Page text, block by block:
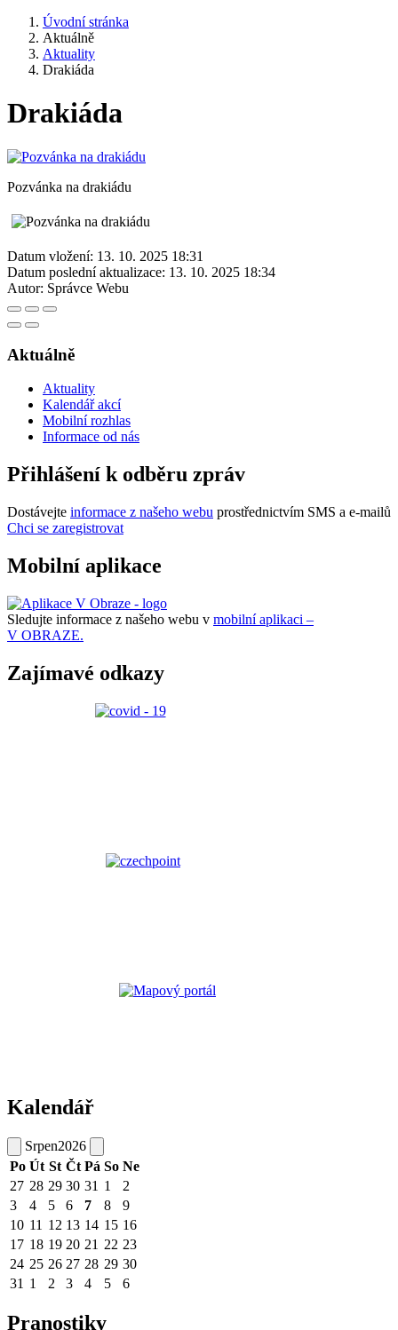
Úvodní stránka
Aktuálně
Aktuality
Drakiáda
Drakiáda
Pozvánka na drakiádu
Datum vložení: 13. 10. 2025 18:31
Datum poslední aktualizace: 13. 10. 2025 18:34
Autor: Správce Webu
Aktuálně
Aktuality
Kalendář akcí
Mobilní rozhlas
Informace od nás
Přihlášení k odběru zpráv
Dostávejte informace z našeho webu prostřednictvím SMS a e-mailů
Chci se zaregistrovat
Mobilní aplikace
Sledujte informace z našeho webu v mobilní aplikaci –
V OBRAZE.
Zajímavé odkazy
Kalendář
Srpen2026
Po Út St Čt Pá So Ne
27 28 29 30 31 1
2
3
4 5 6 7 8
9
10 11 12 13 14 15 16
17 18 19 20 21 22 23
24 25 26 27 28 29 30
31 1 2 3 4 5 6
Pranostiky